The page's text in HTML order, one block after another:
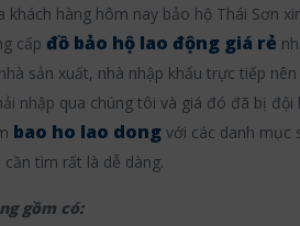
hàng hôm nay bảo hộ Thái Sơn
cấp đồ bảo hộ lao động giá rẻ
sản xuất, nhà nhập khẩu trực tiếp
nhập qua chúng tôi và giá đó đã bị
bao ho lao dong với các danh mục
tìm rất là dễ dàng.
gồm có: